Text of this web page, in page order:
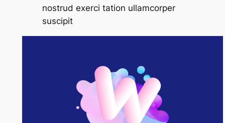
nostrud exerci tation ullamcorper
suscipit